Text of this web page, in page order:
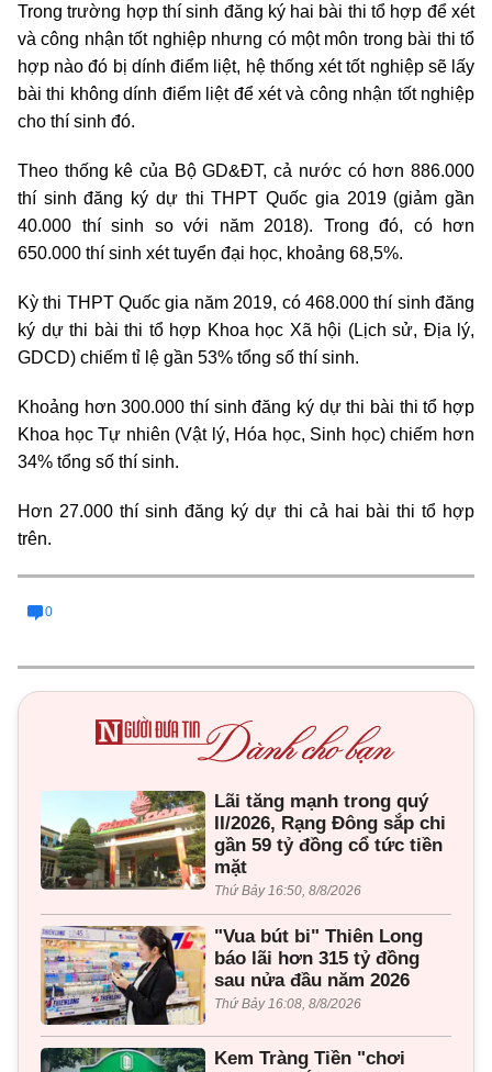
Trong trường hợp thí sinh đăng ký hai bài thi tổ hợp để xét
và công nhận tốt nghiệp nhưng có một môn trong bài thi tổ
hợp nào đó bị dính điểm liệt, hệ thống xét tốt nghiệp sẽ lấy
bài thi không dính điểm liệt để xét và công nhận tốt nghiệp
cho thí sinh đó.
Theo thống kê của Bộ GD&ĐT, cả nước có hơn 886.000
thí sinh đăng ký dự thi THPT Quốc gia 2019 (giảm gần
40.000 thí sinh so với năm 2018). Trong đó, có hơn
650.000 thí sinh xét tuyển đại học, khoảng 68,5%.
Kỳ thi THPT Quốc gia năm 2019, có 468.000 thí sinh đăng
ký dự thi bài thi tổ hợp Khoa học Xã hội (Lịch sử, Địa lý,
GDCD) chiếm tỉ lệ gần 53% tổng số thí sinh.
Khoảng hơn 300.000 thí sinh đăng ký dự thi bài thi tổ hợp
Khoa học Tự nhiên (Vật lý, Hóa học, Sinh học) chiếm hơn
34% tổng số thí sinh.
Hơn 27.000 thí sinh đăng ký dự thi cả hai bài thi tổ hợp
trên.
0
Lãi tăng mạnh trong quý
II/2026, Rạng Đông sắp chi
gần 59 tỷ đồng cổ tức tiền
mặt
Thứ Bảy 16:50, 8/8/2026
"Vua bút bi" Thiên Long
báo lãi hơn 315 tỷ đồng
sau nửa đầu năm 2026
Thứ Bảy 16:08, 8/8/2026
Kem Tràng Tiền "chơi